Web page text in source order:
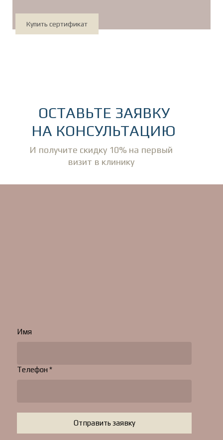
Купить сертификат
Имя
Телефон *
Отправить заявку
И получите скидку 10% на первый
визит в клинику
ОСТАВЬТЕ ЗАЯВКУ
НА КОНСУЛЬТАЦИЮ